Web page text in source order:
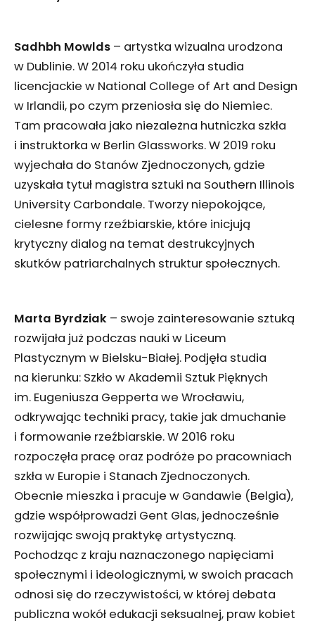
Sadhbh Mowlds – artystka wizualna urodzona
w Dublinie. W 2014 roku ukończyła studia
licencjackie w National College of Art and Design
w Irlandii, po czym przeniosła się do Niemiec.
Tam pracowała jako niezależna hutniczka szkła
i instruktorka w Berlin Glassworks. W 2019 roku
wyjechała do Stanów Zjednoczonych, gdzie
uzyskała tytuł magistra sztuki na Southern Illinois
University Carbondale. Tworzy niepokojące,
cielesne formy rzeźbiarskie, które inicjują
krytyczny dialog na temat destrukcyjnych
skutków patriarchalnych struktur społecznych.
Marta Byrdziak – swoje zainteresowanie sztuką
rozwijała już podczas nauki w Liceum
Plastycznym w Bielsku-Białej. Podjęła studia
na kierunku: Szkło w Akademii Sztuk Pięknych
im. Eugeniusza Gepperta we Wrocławiu,
odkrywając techniki pracy, takie jak dmuchanie
i formowanie rzeźbiarskie. W 2016 roku
rozpoczęła pracę oraz podróże po pracowniach
szkła w Europie i Stanach Zjednoczonych.
Obecnie mieszka i pracuje w Gandawie (Belgia),
gdzie współprowadzi Gent Glas, jednocześnie
rozwijając swoją praktykę artystyczną.
Pochodząc z kraju naznaczonego napięciami
społecznymi i ideologicznymi, w swoich pracach
odnosi się do rzeczywistości, w której debata
publiczna wokół edukacji seksualnej, praw kobiet